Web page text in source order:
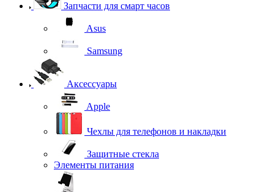
Запчасти для смарт часов
Asus
Samsung
Аксессуары
Apple
Чехлы для телефонов и накладки
Защитные стекла
Элементы питания